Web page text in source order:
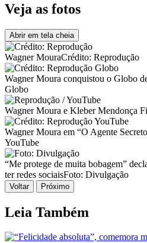
Veja as fotos
Abrir em tela cheia
Wagner MouraCrédito: Reprodução
Wagner Moura conquistou o Globo
Globo
Wagner Moura e Kleber Mendonça
Wagner Moura em “O Agente
YouTube
“Me protege de muita bobagem”
ter redes sociaisFoto: Divulgação
Voltar Próximo
Leia Também